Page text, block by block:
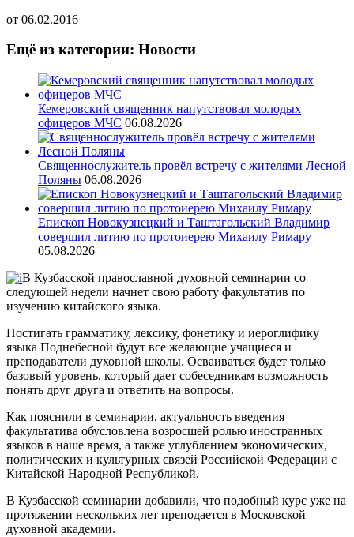
от 06.02.2016
Ещё из категории: Новости
Кемеровский священник напутствовал молодых
офицеров МЧС 06.08.2026
Священнослужитель провёл встречу с жителями Лесной
Поляны 06.08.2026
Епископ Новокузнецкий и Таштагольский Владимир
совершил литию по протоиерею Михаилу Римару
05.08.2026
В Кузбасской православной духовной семинарии со
следующей недели начнет свою работу факультатив по
изучению китайского языка.
Постигать грамматику, лексику, фонетику и иероглифику
языка Поднебесной будут все желающие учащиеся и
преподаватели духовной школы. Осваиваться будет только
базовый уровень, который дает собеседникам возможность
понять друг друга и ответить на вопросы.
Как пояснили в семинарии, актуальность введения
факультатива обусловлена возросшей ролью иностранных
языков в наше время, а также углублением экономических,
политических и культурных связей Российской Федерации с
Китайской Народной Республикой.
В Кузбасской семинарии добавили, что подобный курс уже на
протяжении нескольких лет преподается в Московской
духовной академии.